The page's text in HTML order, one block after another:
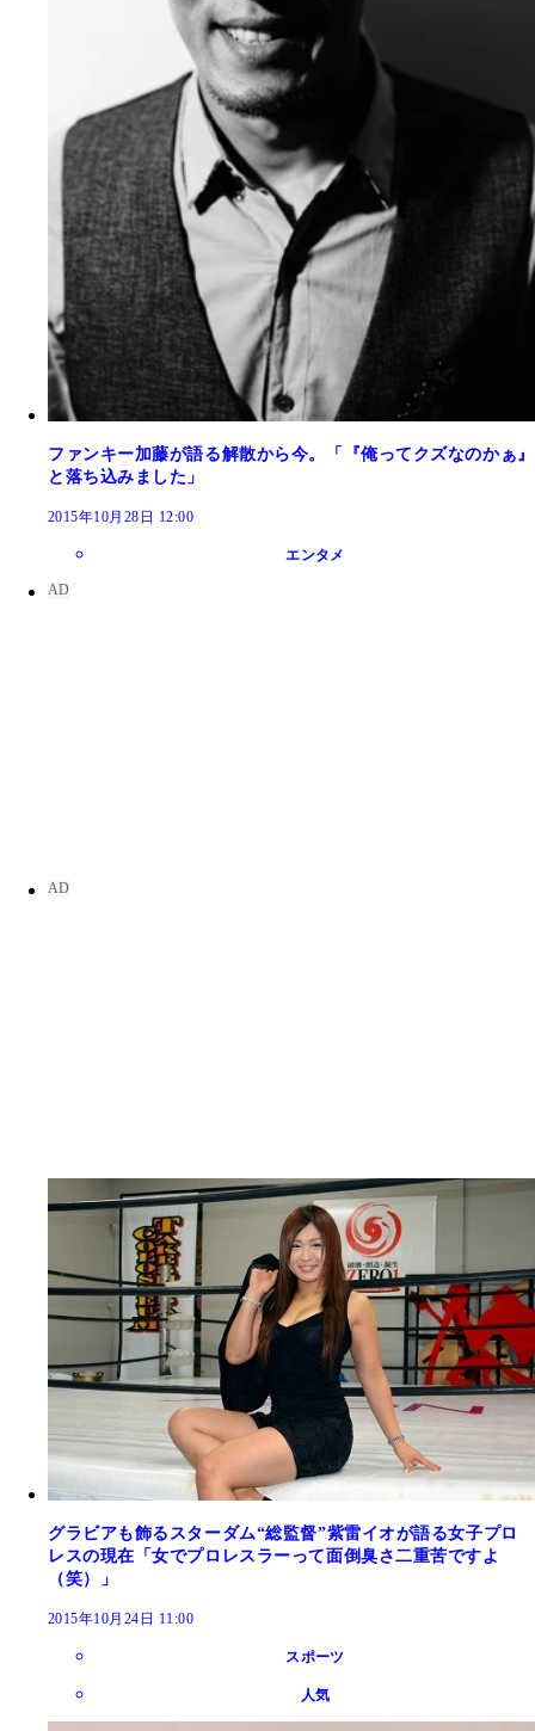
ファンキー加藤が語る解散から今。「『俺ってクズなのかぁ』
と落ち込みました」
2015年10月28日 12:00
エンタメ
グラビアも飾るスターダム“総監督”紫雷イオが語る女子プロ
レスの現在「女でプロレスラーって面倒臭さ二重苦ですよ
（笑）」
2015年10月24日 11:00
スポーツ
人気